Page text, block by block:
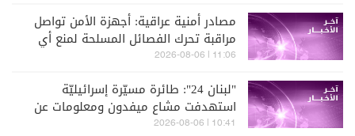
مصادر أمنية عراقية: أجهزة الأمن تواصل
مراقبة تحرك الفصائل المسلحة لمنع أي
هجمات من العراق
11:06 | 2026-08-06
"لبنان 24": طائرة مسيّرة إسرائيليّة
استهدفت مشاع ميفدون ومعلومات عن
إستشهاد شخص
10:41 | 2026-08-06